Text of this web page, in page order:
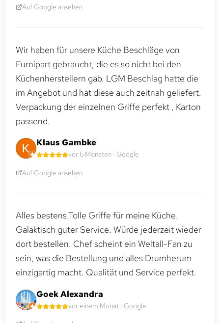
Auf Google ansehen
Wir haben für unsere Küche Beschläge von
Furnipart gebraucht, die es so nicht bei den
Küchenherstellern gab. LGM Beschlag hatte die
im Angebot und hat diese auch zeitnah geliefert.
Verpackung der einzelnen Griffe perfekt , Karton
passend.
Klaus Gambke
vor 6 Monaten · Google
Auf Google ansehen
Alles bestens.Tolle Griffe für meine Küche.
Galaktisch guter Service. Würde jederzeit wieder
dort bestellen. Chef scheint ein Weltall-Fan zu
sein, was die Bestellung und alles Drumherum
einzigartig macht. Qualität und Service perfekt.
Goek Alexandra
vor einem Monat · Google